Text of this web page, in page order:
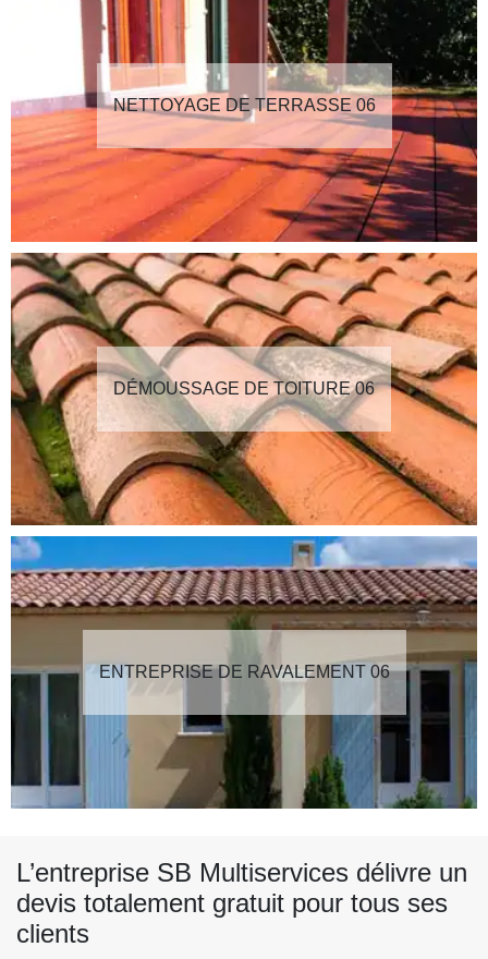
NETTOYAGE DE TERRASSE 06
DÉMOUSSAGE DE TOITURE 06
ENTREPRISE DE RAVALEMENT 06
L’entreprise SB Multiservices délivre un
devis totalement gratuit pour tous ses
clients